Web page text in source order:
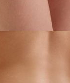
AUTOGRAPH
AUTOGRAPH